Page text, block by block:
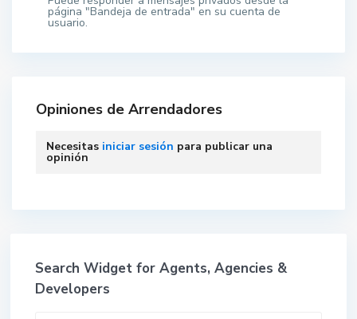
página "Bandeja de entrada" en su cuenta de
usuario.
Opiniones de Arrendadores
Necesitas iniciar sesión para publicar una
opinión
Search Widget for Agents, Agencies &
Developers